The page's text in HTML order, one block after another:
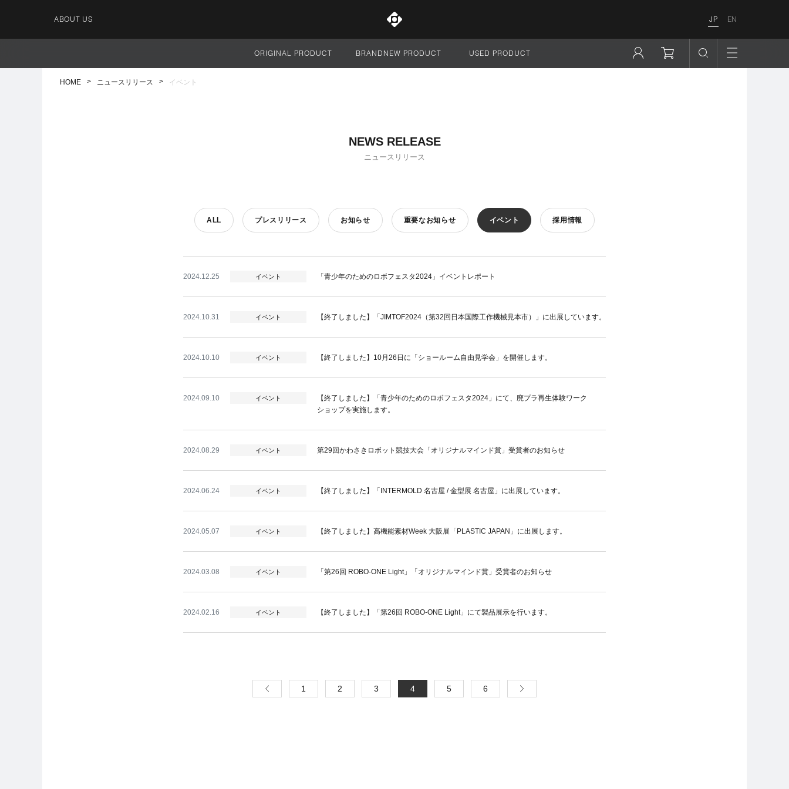
ABOUT US JP EN
サイト全体
ORIGINAL PRODUCT BRANDNEW PRODUCT USED PRODUCT
HOME ニュースリリース イベント
NEWS RELEASE
ニュースリリース
ALL プレスリリース お知らせ 重要なお知らせ イベント 採用情報
2024.12.25 イベント 「青少年のためのロボフェスタ2024」イベントレポート
2024.10.31 イベント 【終了しました】「JIMTOF2024（第32回日本国際工作機械見本市）」に出展しています。
2024.10.10 イベント 【終了しました】10月26日に「ショールーム自由見学会」を開催します。
2024.09.10 イベント
【終了しました】「青少年のためのロボフェスタ2024」にて、廃プラ再生体験ワーク
ショップを実施します。
2024.08.29 イベント 第29回かわさきロボット競技大会「オリジナルマインド賞」受賞者のお知らせ
2024.06.24 イベント 【終了しました】「INTERMOLD 名古屋 / 金型展 名古屋」に出展しています。
2024.05.07 イベント 【終了しました】高機能素材Week 大阪展「PLASTIC JAPAN」に出展します。
2024.03.08 イベント 「第26回 ROBO-ONE Light」「オリジナルマインド賞」受賞者のお知らせ
2024.02.16 イベント 【終了しました】「第26回 ROBO-ONE Light」にて製品展示を行います。
1 2 3 4 5 6